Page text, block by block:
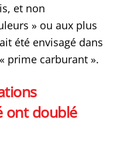
et non
» ou aux plus
été envisagé dans
prime carburant ».
ont doublé